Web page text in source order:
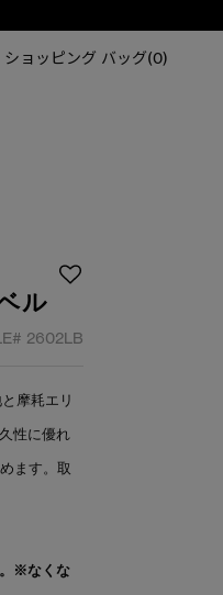
ショッピング バッグ(0)
ル
2602LB
摩耗エリ
性に優れ
ます。取
。※なくな